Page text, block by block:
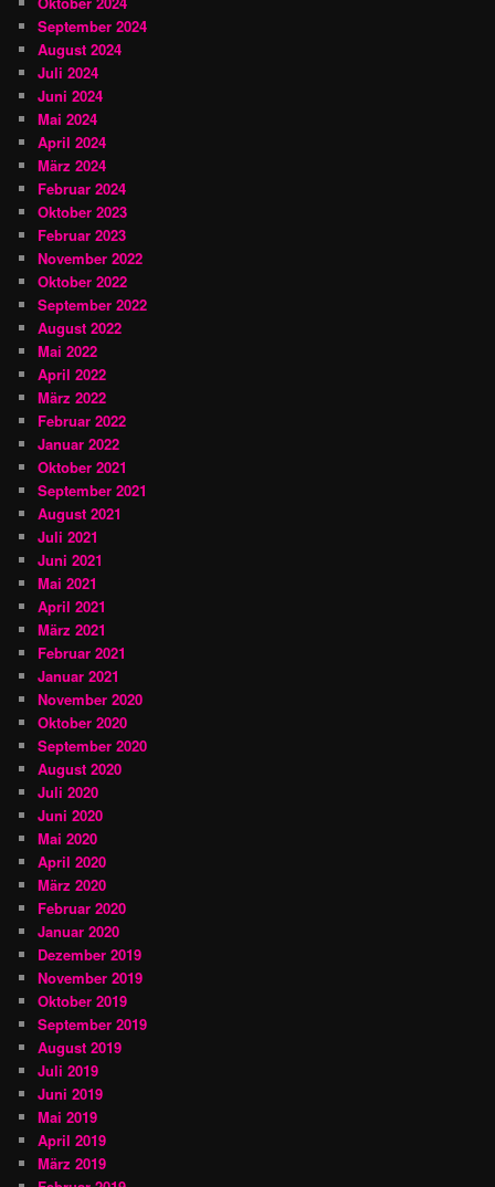
September 2024
August 2024
Juli 2024
Juni 2024
Mai 2024
April 2024
März 2024
Februar 2024
Oktober 2023
Februar 2023
November 2022
Oktober 2022
September 2022
August 2022
Mai 2022
April 2022
März 2022
Februar 2022
Januar 2022
Oktober 2021
September 2021
August 2021
Juli 2021
Juni 2021
Mai 2021
April 2021
März 2021
Februar 2021
Januar 2021
November 2020
Oktober 2020
September 2020
August 2020
Juli 2020
Juni 2020
Mai 2020
April 2020
März 2020
Februar 2020
Januar 2020
Dezember 2019
November 2019
Oktober 2019
September 2019
August 2019
Juli 2019
Juni 2019
Mai 2019
April 2019
März 2019